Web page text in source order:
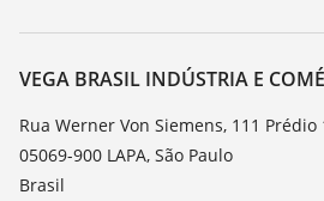
Constantes dielétricas
Sobre a VEGA
Contato
Noticias
Imprensa
VEGA BRASIL INDÚSTRIA E
Rua Werner Von Siemens, 111 Prédio
05069-900 LAPA, São Paulo
Brasil